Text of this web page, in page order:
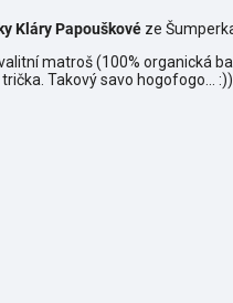
Kláry Papouškové ze
matroš (100% organická
Takový savo hogofogo...